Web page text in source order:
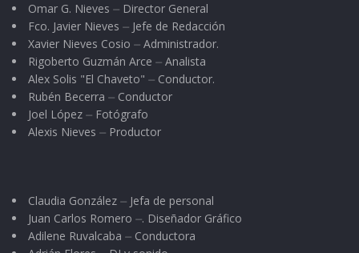
Omar G. Nieves ⏤ Director General
Fco. Javier Nieves ⏤ Jefe de Redacción
Xavier Nieves Cosio ⏤ Administrador.
Rigoberto Guzmán Arce ⏤ Analista
Alex Solis "El Chaveto" ⏤ Conductor.
Rubén Becerra ⏤ Conductor
Joel López ⏤ Fotógrafo
Alexis Nieves ⏤ Productor
Claudia González ⏤ Jefa de personal
Juan Carlos Romero ⏤. Diseñador Gráfico
Adilene Ruvalcaba ⏤ Conductora